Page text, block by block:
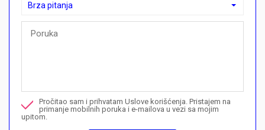
Brza pitanja
Brza pitanja
Želim da rezervišem gledanje
Pročitao sam i prihvatam Uslove korišćenja. Pristajem na
primanje mobilnih poruka i e-mailova u vezi sa mojim
upitom.